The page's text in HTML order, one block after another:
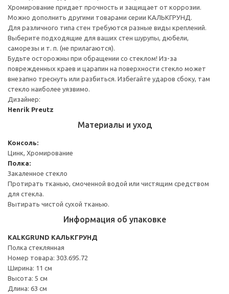
Хромирование придает прочность и защищает от коррозии.
Можно дополнить другими товарами серии КАЛЬКГРУНД.
Для различного типа стен требуются разные виды креплений.
Выберите подходящие для ваших стен шурупы, дюбели,
саморезы и т. п. (не прилагаются).
Будьте осторожны при обращении со стеклом! Из-за
поврежденных краев и царапин на поверхности стекло может
внезапно треснуть или разбиться. Избегайте ударов сбоку, там
стекло наиболее уязвимо.
Дизайнер:
Henrik Preutz
Материалы и уход
Консоль:
Цинк, Хромирование
Полка:
Закаленное стекло
Протирать тканью, смоченной водой или чистящим средством
для стекла.
Вытирать чистой сухой тканью.
Информация об упаковке
KALKGRUND КАЛЬКГРУНД
Полка стеклянная
Номер товара: 303.695.72
Ширина: 11 см
Высота: 5 см
Длина: 63 см